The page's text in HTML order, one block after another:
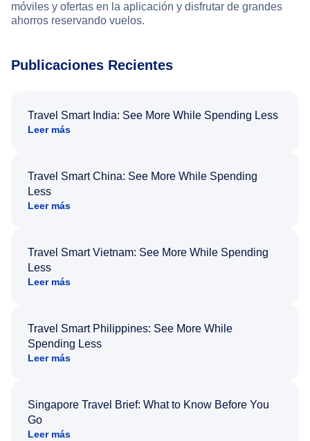
móviles y ofertas en la aplicación y disfrutar de grandes
ahorros reservando vuelos.
Publicaciones Recientes
Travel Smart India: See More While Spending Less
Leer más
Travel Smart China: See More While Spending
Less
Leer más
Travel Smart Vietnam: See More While Spending
Less
Leer más
Travel Smart Philippines: See More While
Spending Less
Leer más
Singapore Travel Brief: What to Know Before You
Go
Leer más